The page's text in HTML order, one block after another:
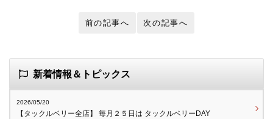
前の記事へ 次の記事へ
新着情報＆トピックス
2026/05/20
【タックルベリー全店】 毎月２５日は タックルベリーDAY